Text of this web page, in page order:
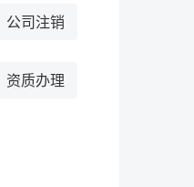
公司注销
资质办理